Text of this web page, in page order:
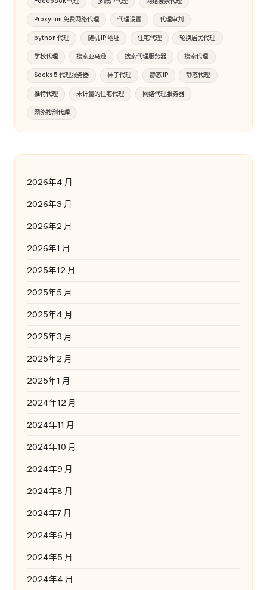
Proxyium 免费网络代理 代理设置 代理审判
python 代理 随机 IP 地址 住宅代理 轮换居民代理
学校代理 搜索亚马逊 搜索代理服务器 搜索代理
Socks 5 代理服务器 袜子代理 静态 IP 静态代理
推特代理 未计量的住宅代理 网络代理服务器
网络搜刮代理
2026年4 月
2026年3 月
2026年2 月
2026年1 月
2025年12 月
2025年5 月
2025年4 月
2025年3 月
2025年2 月
2025年1 月
2024年12 月
2024年11 月
2024年10 月
2024年9 月
2024年8 月
2024年7 月
2024年6 月
2024年5 月
2024年4 月